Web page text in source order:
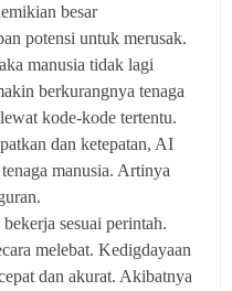
besar
potensi untuk merusak.
manusia tidak lagi
berkurangnya tenaga
kode-kode tertentu.
dan ketepatan, AI
manusia. Artinya
sesuai perintah.
melebat. Kedigdayaan
dan akurat. Akibatnya